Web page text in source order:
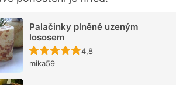
Palačinky plněné uzeným
lososem
Recept ještě nebyl
4,8
mika59